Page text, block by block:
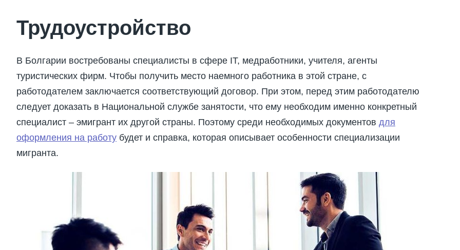
Трудоустройство
В Болгарии востребованы специалисты в сфере IT, медработники, учителя, агенты
туристических фирм. Чтобы получить место наемного работника в этой стране, с
работодателем заключается соответствующий договор. При этом, перед этим работодателю
следует доказать в Национальной службе занятости, что ему необходим именно конкретный
специалист – эмигрант их другой страны. Поэтому среди необходимых документов для
оформления на работу будет и справка, которая описывает особенности специализации
мигранта.